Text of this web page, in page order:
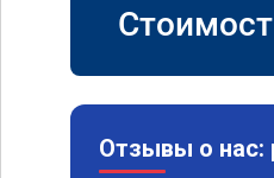
Отзывы о нас: